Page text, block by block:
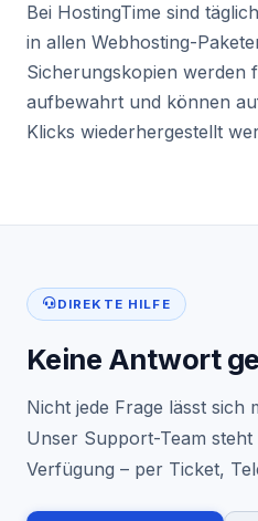
Bei HostingTime sind
in allen Webhosting-
Sicherungskopien werden
aufbewahrt und können
Klicks wiederhergestellt
DIREKTE HILFE
Keine Antwort
Nicht jede Frage lässt sich
Unser Support-Team
Verfügung – per Ticket,